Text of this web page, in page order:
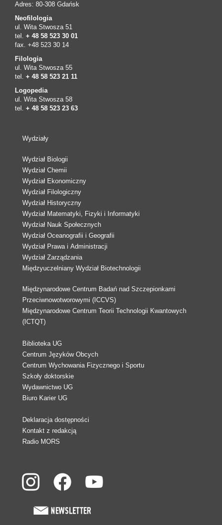
Adres: 80-308 Gdańsk
Neofilologia
ul. Wita Stwosza 51
tel. + 48 58 523 30 01
fax. +48 523 30 14
Filologia
ul. Wita Stwosza 55
tel. + 48 58 523 21 11
Logopedia
ul. Wita Stwosza 58
tel. + 48 58 523 23 63
Wydziały
Wydział Biologii
Wydział Chemii
Wydział Ekonomiczny
Wydział Filologiczny
Wydział Historyczny
Wydział Matematyki, Fizyki i Informatyki
Wydział Nauk Społecznych
Wydział Oceanografii i Geografii
Wydział Prawa i Administracji
Wydział Zarządzania
Międzyuczelniany Wydział Biotechnologii
Międzynarodowe Centrum Badań nad Szczepionkami
Przeciwnowotworowymi (ICCVS)
Międzynarodowe Centrum Teorii Technologii Kwantowych
(ICTQT)
Biblioteka UG
Centrum Języków Obcych
Centrum Wychowania Fizycznego i Sportu
Szkoły doktorskie
Wydawnictwo UG
Biuro Karier UG
Deklaracja dostępności
Kontakt z redakcją
Radio MORS